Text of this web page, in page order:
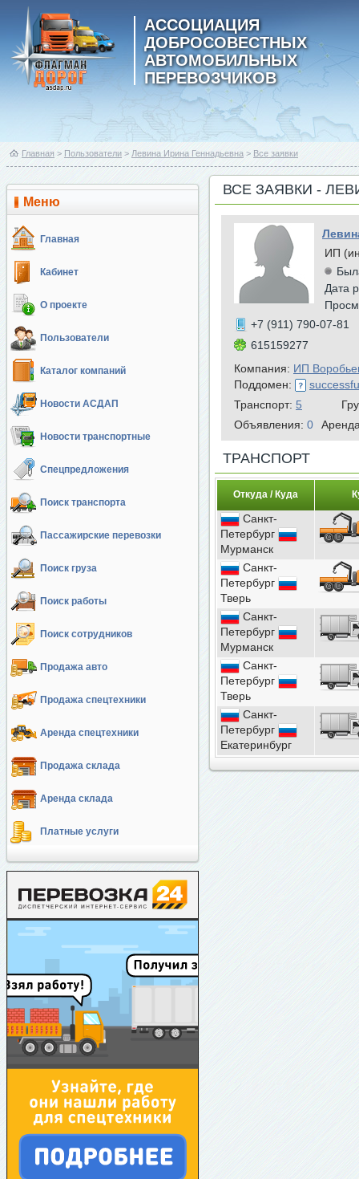
АССОЦИАЦИЯ
ДОБРОСОВЕСТНЫХ
АВТОМОБИЛЬНЫХ
ПЕРЕВОЗЧИКОВ
Главная > Пользователи > Левина Ирина Геннадьевна > Все заявки
Меню
Главная
Кабинет
О проекте
Пользователи
Каталог компаний
Новости АСДАП
Новости транспортные
Спецпредложения
Поиск транспорта
Пассажирские перевозки
Поиск груза
Поиск работы
Поиск сотрудников
Продажа авто
Продажа спецтехники
Аренда спецтехники
Продажа склада
Аренда склада
Платные услуги
ВСЕ ЗАЯВКИ -
ИП
Дата
+7 (911) 790-07-81
615159277
Компания: ИП
Поддомен:
Транспорт: 5
Объявления: 0
ТРАНСПОРТ
Откуда / Куда
Санкт-
Петербург
Мурманск
Санкт-
Петербург
Тверь
Санкт-
Петербург
Мурманск
Санкт-
Петербург
Тверь
Санкт-
Петербург
Екатеринбург